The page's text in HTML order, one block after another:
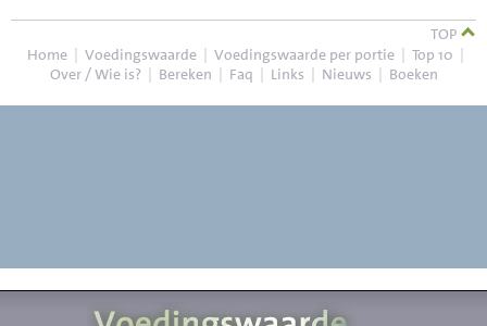
TOP
Home | Voedingswaarde | Voedingswaarde per portie | Top 10 |
Over / Wie is? | Bereken | Faq | Links | Nieuws | Boeken